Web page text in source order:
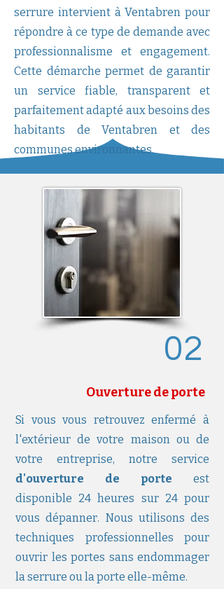
serrure intervient à Ventabren pour
répondre à ce type de demande avec
professionnalisme et engagement.
Cette démarche permet de garantir
un service fiable, transparent et
parfaitement adapté aux besoins des
habitants de Ventabren et des
communes environnantes.
02
Ouverture de porte
Si vous vous retrouvez enfermé à
l'extérieur de votre maison ou de
votre entreprise, notre service
d'ouverture de porte est
disponible 24 heures sur 24 pour
vous dépanner. Nous utilisons des
techniques professionnelles pour
ouvrir les portes sans endommager
la serrure ou la porte elle-même.